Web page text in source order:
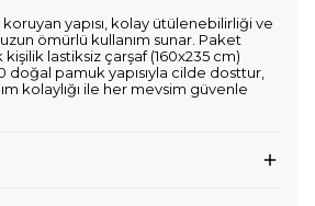
yapısı, kolay ütülenebilirliği ve
ömürlü kullanım sunar. Paket
lastiksiz çarşaf (160x235 cm)
doğal pamuk yapısıyla cilde dosttur,
kolaylığı ile her mevsim güvenle